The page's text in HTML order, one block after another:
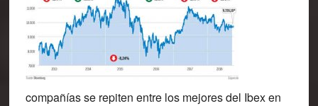
compañías se repiten entre los mejores del Ibex en